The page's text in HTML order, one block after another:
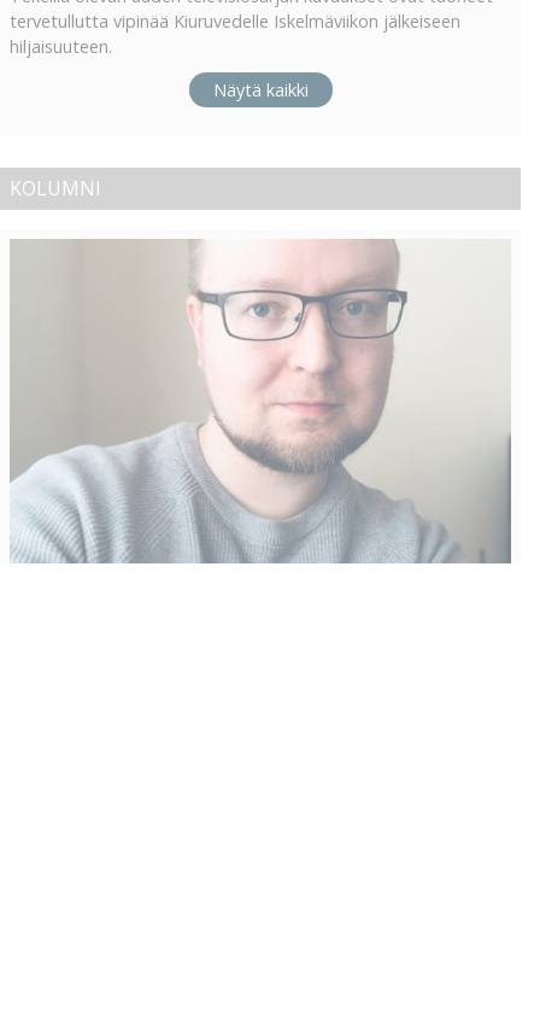
tervetullutta vipinää Kiuruvedelle Iskelmäviikon jälkeiseen
hiljaisuuteen.
Näytä kaikki
KOLUMNI